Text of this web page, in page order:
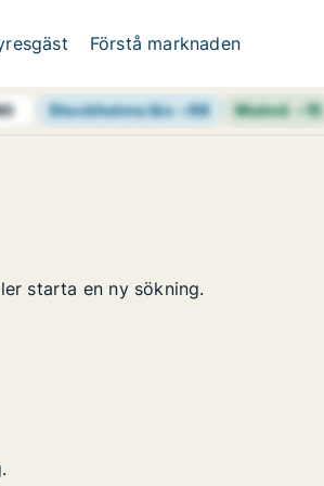
Förstå marknaden
Stockholms län+98 Malmö+15
starta en ny sökning.